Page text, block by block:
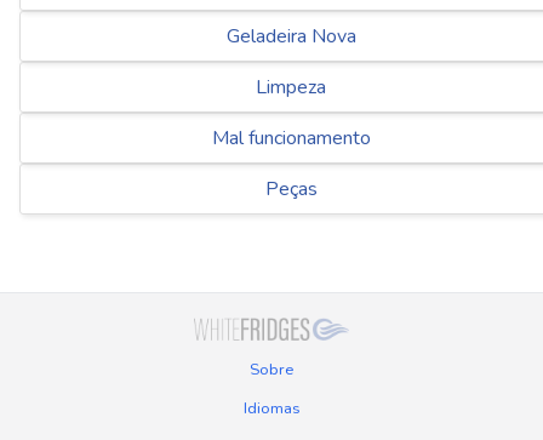
Geladeira Nova
Limpeza
Mal funcionamento
Peças
Sobre
Idiomas